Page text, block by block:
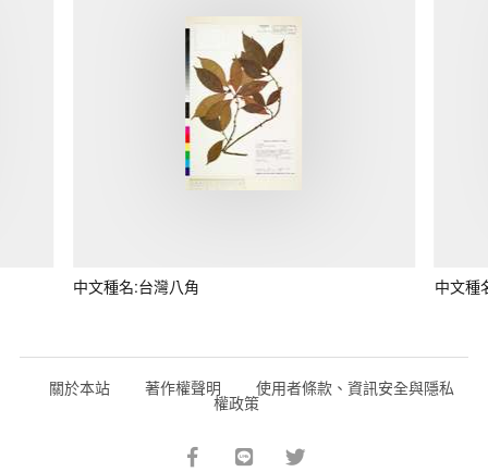
中文種名:台灣八角 中文種
關於本站 著作權聲明 使用者條款、資訊安全與隱私
權政策